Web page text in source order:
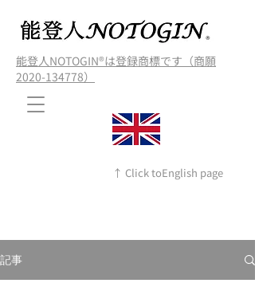
能登人NOTOGIN®️は登録商標です（商願
2020-134778）
↑ Click toEnglish page
記事